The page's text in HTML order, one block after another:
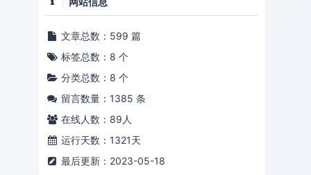
网站信息
文章总数：599 篇
标签总数：8 个
分类总数：8 个
留言数量：1385 条
在线人数： 89 人
运行天数：1321天
最后更新：2023-05-18